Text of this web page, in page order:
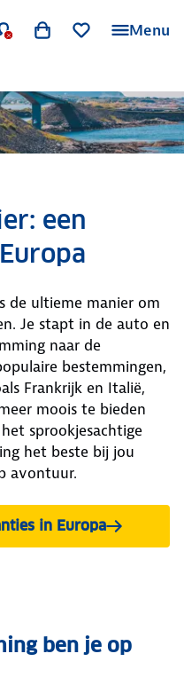
Menu
een
de ultieme manier om
Je stapt in de auto en
naar de
bestemmingen,
Frankrijk en Italië,
moois te bieden
sprookjesachtige
het beste bij jou
avontuur.
in Europa
ben je op